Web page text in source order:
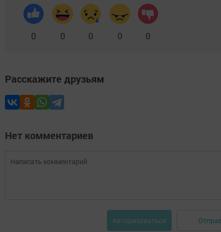
0 0 0 0 0
Расскажите друзьям
Нет комментариев
Авторизоваться